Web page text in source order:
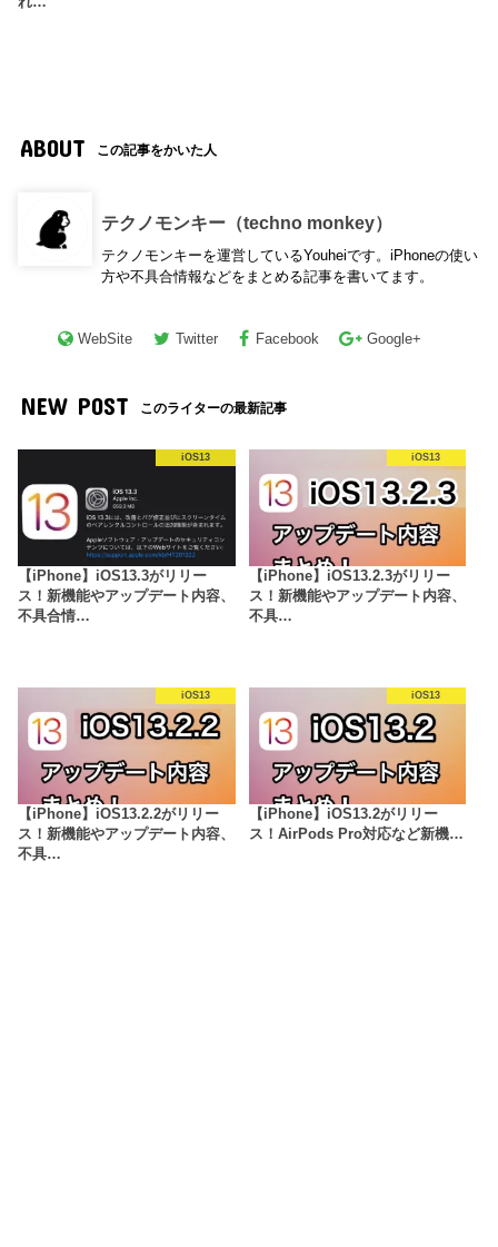
ABOUT この記事をかいた人
テクノモンキー（techno monkey）
テクノモンキーを運営しているYouheiです。iPhoneの使い
方や不具合情報などをまとめる記事を書いてます。
WebSite Twitter Facebook Google+
NEW POST このライターの最新記事
iOS13
【iPhone】iOS13.3がリリー
ス！新機能やアップデート内容、
不具合情…
iOS13
【iPhone】iOS13.2.3がリリー
ス！新機能やアップデート内容、
不具…
iOS13
【iPhone】iOS13.2.2がリリー
ス！新機能やアップデート内容、
不具…
iOS13
【iPhone】iOS13.2がリリー
ス！AirPods Pro対応など新機…